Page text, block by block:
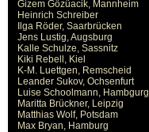
Gizem Gözüacik, Mannheim
Heinrich Schreiber
Ilga Röder, Saarbrücken
Jens Lustig, Augsburg
Kalle Schulze, Sassnitz
Kiki Rebell, Kiel
K-M. Luettgen, Remscheid
Leander Sukov, Ochsenfurt
Luise Schoolmann, Hambgurg
Maritta Brückner, Leipzig
Matthias Wolf, Potsdam
Max Bryan, Hamburg